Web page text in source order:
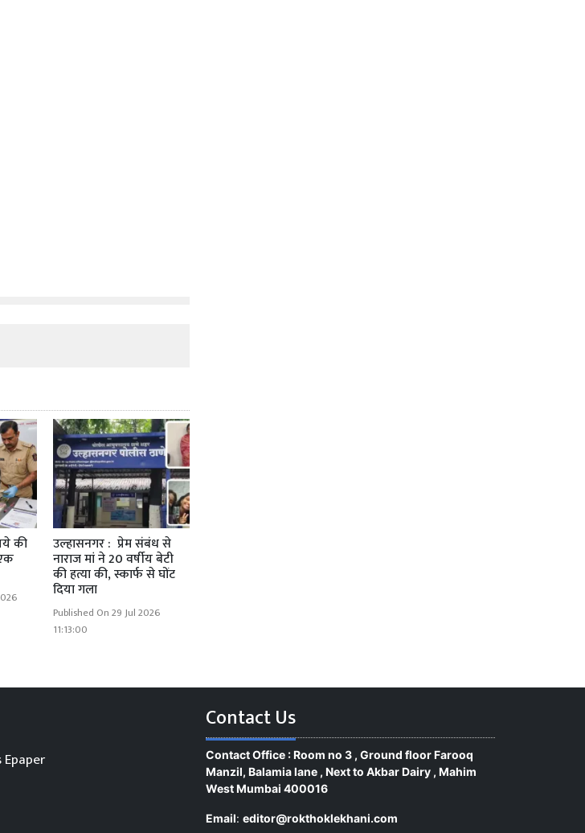
की उल्हासनगर : प्रेम संबंध से
नाराज मां ने 20 वर्षीय बेटी
की हत्या की, स्कार्फ से घोंट
दिया गला
Published On 29 Jul 2026
11:13:00
Contact Us
Contact Office : Room no 3 , Ground floor Farooq
Manzil, Balamia lane , Next to Akbar Dairy , Mahim
West Mumbai 400016
Email: editor@rokthoklekhani.com